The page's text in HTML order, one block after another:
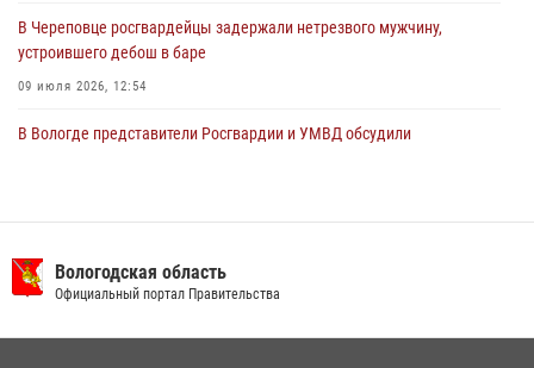
В Череповце росгвардейцы задержали нетрезвого мужчину,
устроившего дебош в баре
09 июля 2026, 12:54
В Вологде представители Росгвардии и УМВД обсудили
стрельбу
27 июля 2026, 07:28
Вологодская область
Официальный портал Правительства